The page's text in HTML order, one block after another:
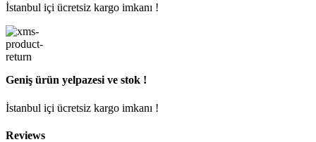
İstanbul içi ücretsiz kargo imkanı !
Geniş ürün yelpazesi ve stok !
İstanbul içi ücretsiz kargo imkanı !
Reviews